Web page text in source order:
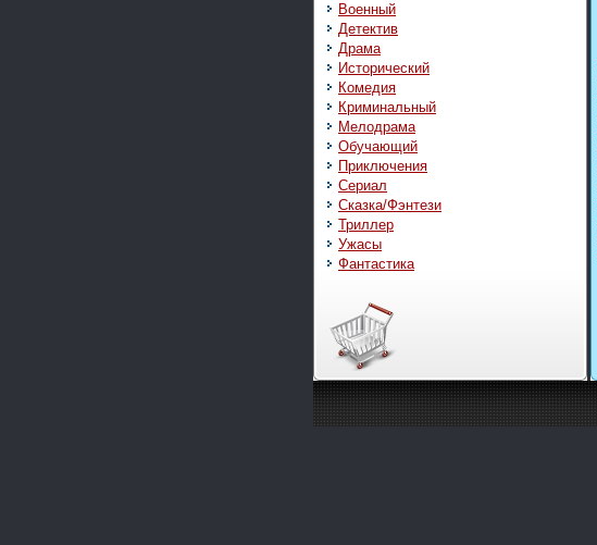
Военный
Детектив
Драма
Исторический
Комедия
Криминальный
Мелодрама
Обучающий
Приключения
Сериал
Сказка/Фэнтези
Триллер
Ужасы
Фантастика